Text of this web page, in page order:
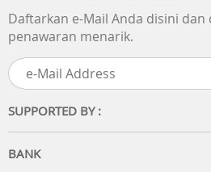
Daftarkan e-Mail Anda disini dan
penawaran menarik.
SUPPORTED BY :
BANK